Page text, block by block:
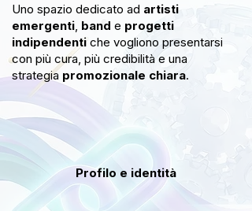
Uno spazio dedicato ad artisti
emergenti, band e progetti
indipendenti che vogliono presentarsi
con più cura, più credibilità e una
strategia promozionale chiara.
Profilo e identità